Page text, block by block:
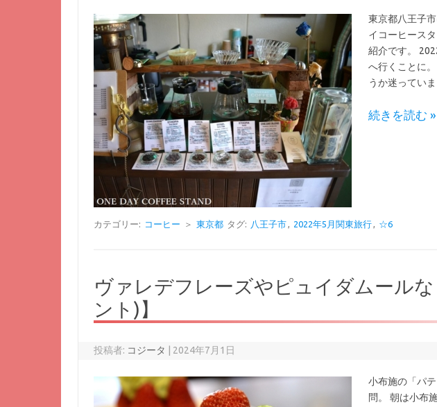
東京都八王子
イコーヒース
紹介です。
へ行くことに
うか迷ってい
続きを読む »
カテゴリー: コーヒー ＞ 東京都 タグ: 八王子市, 2022年5月関東旅行, ☆6
ヴァレデフレーズやピュイダムール
ント)】
投稿者: コジータ 2024年7月1日
小布施の「パ
問。 朝は小布